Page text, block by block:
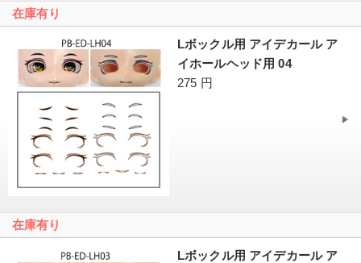
在庫有り
Lボックル用 アイデカール ア
イホールヘッド用 04
275 円
在庫有り
Lボックル用 アイデカール ア